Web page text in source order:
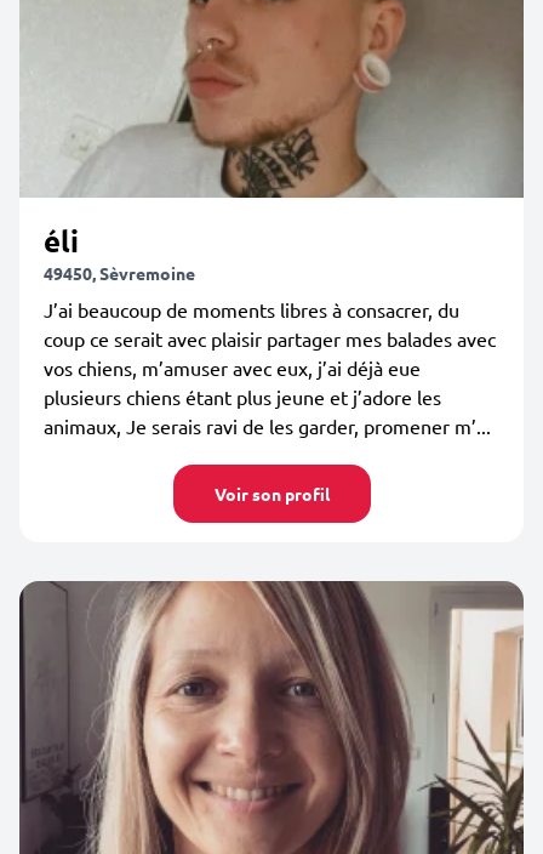
éli
49450, Sèvremoine
J’ai beaucoup de moments libres à consacrer, du
coup ce serait avec plaisir partager mes balades avec
vos chiens, m’amuser avec eux, j’ai déjà eue
plusieurs chiens étant plus jeune et j’adore les
animaux, Je serais ravi de les garder, promener m’...
Voir son profil